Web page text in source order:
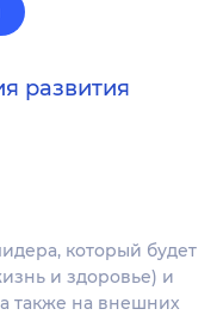
развития
который будет
и здоровье) и
также на внешних